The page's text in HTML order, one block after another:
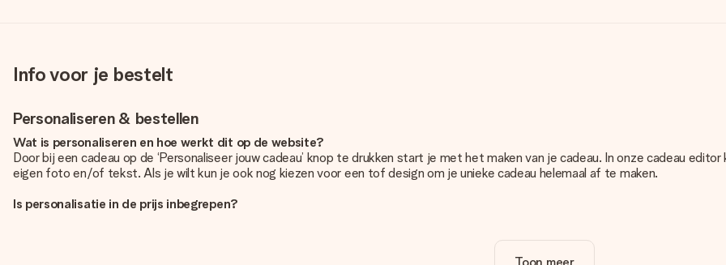
Info voor je bestelt
Personaliseren & bestellen
Wat is personaliseren en hoe werkt dit op de website?
Door bij een cadeau op de ‘Personaliseer jouw cadeau’ knop te drukken start je met het maken van je cadeau. In onze cadeau
eigen foto en/of tekst. Als je wilt kun je ook nog kiezen voor een tof design om je unieke cadeau helemaal af te maken.
Is personalisatie in de prijs inbegrepen?